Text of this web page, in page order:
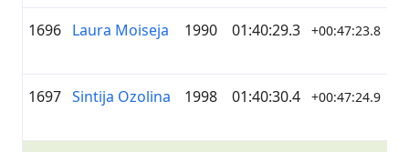
1696 Laura Moiseja 1990 01:40:29.3 +00:47:23.8
1697 Sintija Ozolina 1998 01:40:30.4 +00:47:24.9